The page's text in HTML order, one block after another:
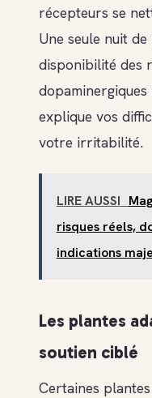
récepteurs se
Une seule nuit
disponibilité des
explique vos
votre irritabilité.
LIRE AUSSI
risques réels,
indications
Les plantes
soutien ciblé
Certaines